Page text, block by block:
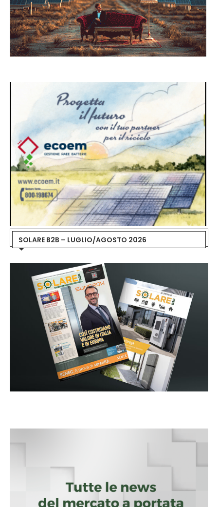
SOLARE B2B – LUGLIO/AGOSTO 2026